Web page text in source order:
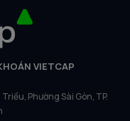
VIETCAP
Phường Sài Gòn, TP.